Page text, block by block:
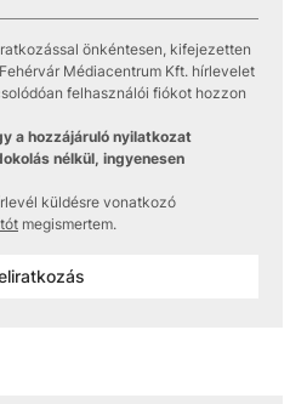
önkéntesen, kifejezetten
Médiacentrum Kft. hírlevelet
felhasználói fiókot hozzon
a hozzájáruló nyilatkozat
nélkül, ingyenesen
küldésre vonatkozó
megismertem.